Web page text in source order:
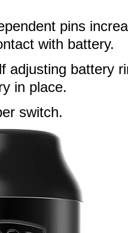
pins
with battery.
adjusting battery
in place.
switch.